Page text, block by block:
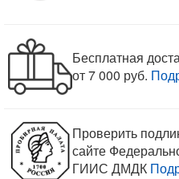
Бесплатная
от 7 000 руб.
Проверить
сайте
ГИИС ДМДК